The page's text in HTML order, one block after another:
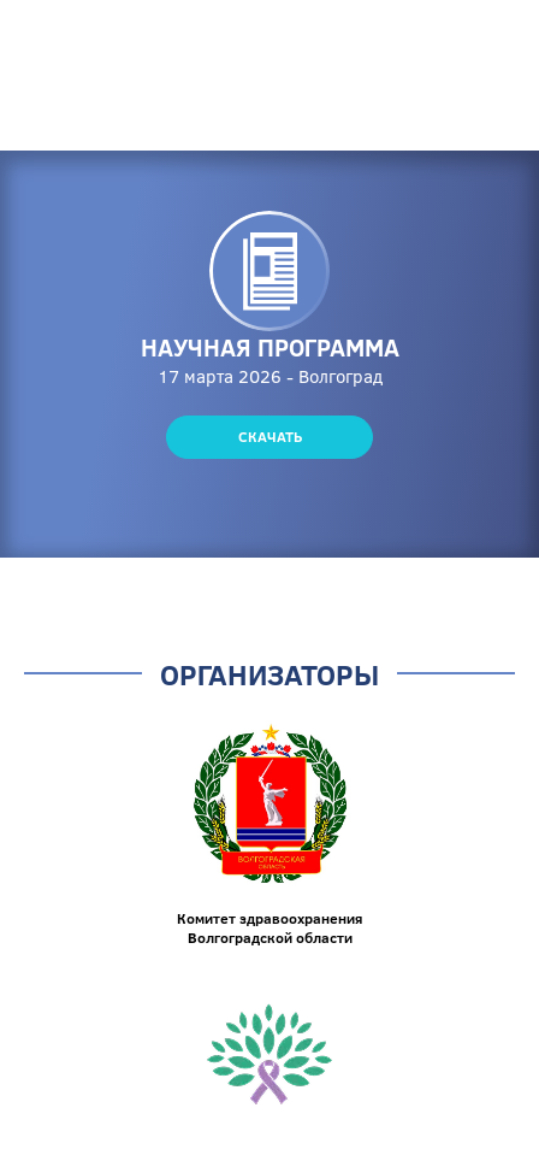
НАУЧНАЯ ПРОГРАММА
17 марта 2026 - Волгоград
СКАЧАТЬ
ОРГАНИЗАТОРЫ
Комитет здравоохранения
Волгоградской области